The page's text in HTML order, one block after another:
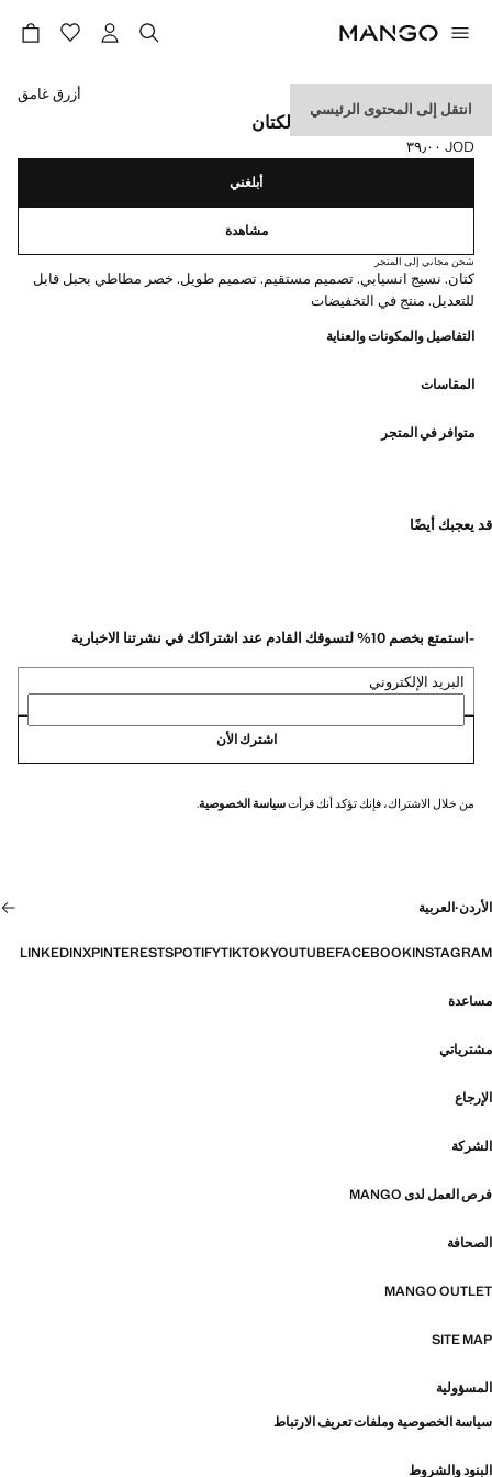
انتقل إلى المحتوى الرئيسي
سروال مستقيم من مزيج الكتان
السعر الحالي [JOD ٣٩٫٠٠ ]
JOD ٣٩٫٠٠
حدد اللون
أزرق غامق
أبلغني
مشاهدة
شحن مجاني إلى المتجر
كتان. نسيج انسيابي. تصميم مستقيم. تصميم طويل. خصر مطاطي بحبل قابل
للتعديل. منتج في التخفيضات
التفاصيل والمكونات والعناية
المقاسات
متوافر في المتجر
قد يعجبك أيضًا
-استمتع بخصم 10% لتسوقك القادم عند اشتراكك في نشرتنا الاخبارية
البريد الإلكتروني
اشترك الأن
من خلال الاشتراك، فإنك تؤكد أنك قرأتسياسة الخصوصية.
الأردن·العربية
INSTAGRAM
FACEBOOK
YOUTUBE
TIKTOK
SPOTIFY
PINTEREST
X
LINKEDIN
مساعدة
مشترياتي
الإرجاع
الشركة
فرص العمل لدى MANGO
الصحافة
MANGO OUTLET
SITE MAP
المسؤولية
سياسة الخصوصية وملفات تعريف الارتباط
البنود والشروط